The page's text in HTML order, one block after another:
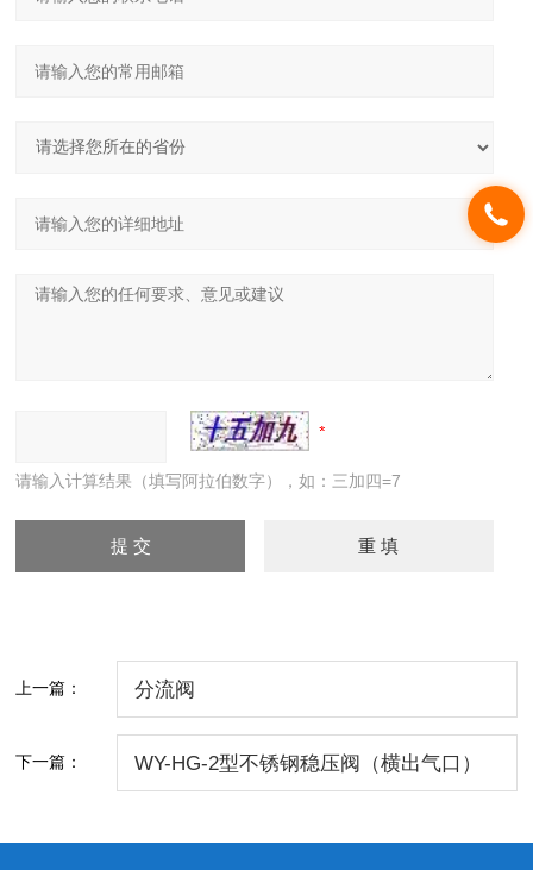
请输入计算结果（填写阿拉伯数字），如：三加四=7
上一篇： 分流阀
下一篇： WY-HG-2型不锈钢稳压阀（横出气口）